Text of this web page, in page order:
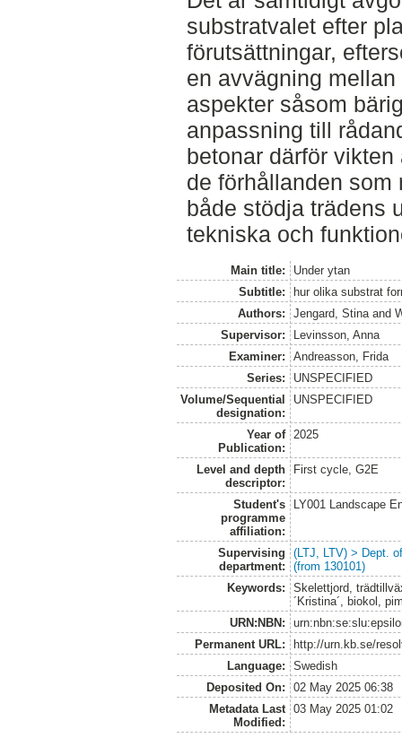
substratvalet efter
förutsättningar,
en avvägning
aspekter såsom
anpassning till
betonar därför
de förhållanden som
både stödja trädens
tekniska och
Main title:
Under ytan
Subtitle:
hur olika substrat
Authors:
Jengard, Stina and
Supervisor:
Levinsson, Anna
Examiner:
Andreasson, Frida
Series:
UNSPECIFIED
Volume/Sequential
designation:
UNSPECIFIED
Year of
Publication:
2025
Level and depth
descriptor:
First cycle, G2E
Student's
programme
affiliation:
LY001 Landscape
Supervising
department:
(LTJ, LTV) > Dept.
(from 130101)
Keywords:
Skelettjord,
´Kristina´, biokol,
URN:NBN:
Permanent URL:
http://urn.kb.se/
Language:
Swedish
Deposited On:
02 May 2025 06:38
Metadata Last
Modified:
03 May 2025 01:02